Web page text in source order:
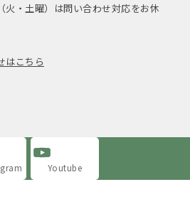
・土曜）は問い合わせ対応をお休
はこちら
Youtube